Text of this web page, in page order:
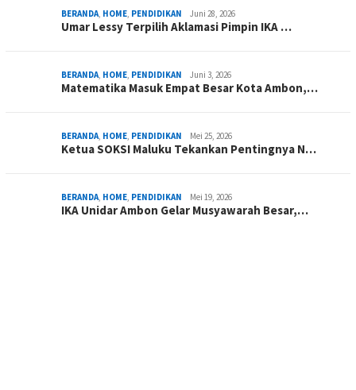
BERANDA, HOME, PENDIDIKAN Juni 28, 2026
Umar Lessy Terpilih Aklamasi Pimpin IKA …
BERANDA, HOME, PENDIDIKAN Juni 3, 2026
Matematika Masuk Empat Besar Kota Ambon,…
BERANDA, HOME, PENDIDIKAN Mei 25, 2026
Ketua SOKSI Maluku Tekankan Pentingnya N…
BERANDA, HOME, PENDIDIKAN Mei 19, 2026
IKA Unidar Ambon Gelar Musyawarah Besar,…